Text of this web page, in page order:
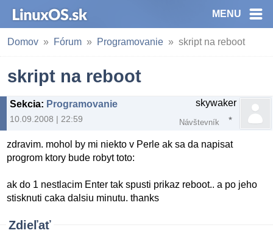
MENU
Domov Fórum Programovanie skript na reboot
skript na reboot
Sekcia: Programovanie
10.09.2008 | 22:59
skywaker
Návštevník
zdravim. mohol by mi niekto v Perle ak sa da napisat
progrom ktory bude robyt toto:
ak do 1 nestlacim Enter tak spusti prikaz reboot.. a po jeho
stisknuti caka dalsiu minutu. thanks
Zdieľať